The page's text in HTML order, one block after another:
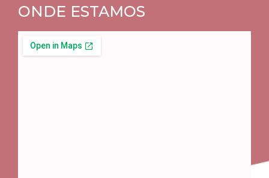
ONDE ESTAMOS